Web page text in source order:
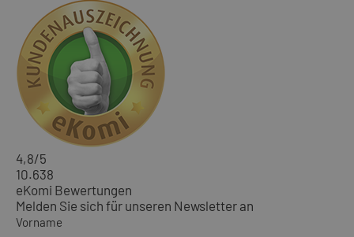
4,8/5
10.638
eKomi Bewertungen
Melden Sie sich für unseren Newsletter an
Vorname